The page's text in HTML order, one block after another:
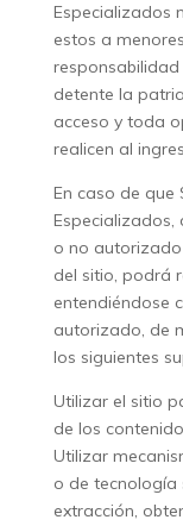
Especializados
estos a
detente la
acceso y toda
realicen al
En caso de que
Especializados,
o no
del sitio, podrá
entendiéndose
autorizado, de
los siguientes
Utilizar el sitio
de los
Utilizar
o de tecnología
extracción,